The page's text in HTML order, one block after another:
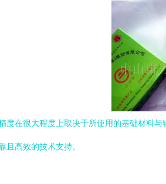
度在很大程度上取决于所使用的基础材料
且高效的技术支持。